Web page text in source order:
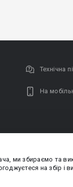
ми збираємо та
на збір і
Технічна
На